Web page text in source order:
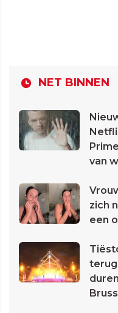
NET BINNEN
van
zich
een